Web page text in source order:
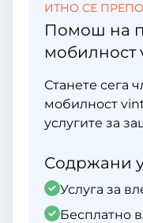
ИТНО СЕ
Помош на
мобилност
Станете сега
мобилност
услугите за
Содржани
Услуга за
Бесплатно